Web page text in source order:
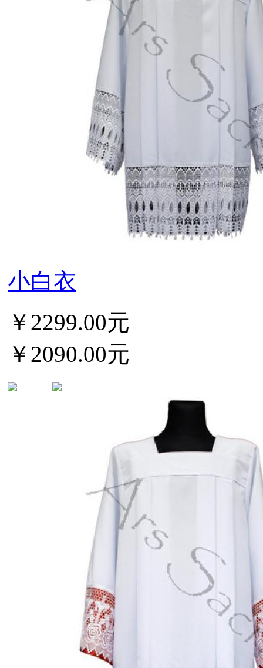
小白衣
￥2299.00元
￥2090.00元